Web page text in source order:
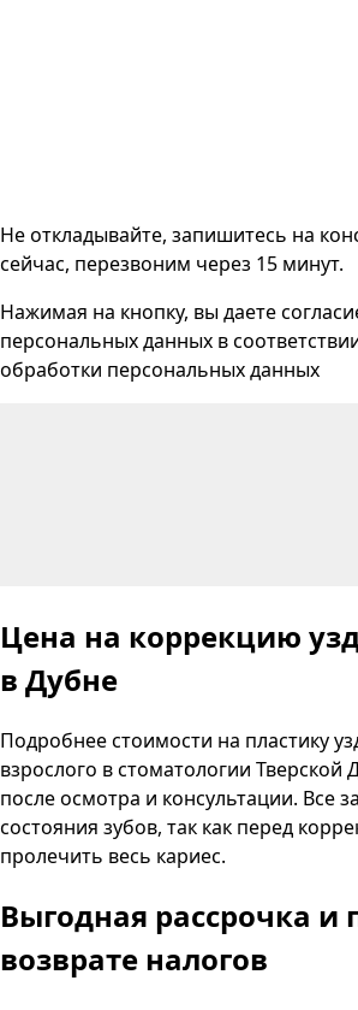
Не откладывайте, запишитесь на
сейчас, перезвоним через 15 минут.
Нажимая на кнопку, вы даете
персональных данных в
обработки персональных данных
Цена на коррекцию
в Дубне
Подробнее стоимости на пластику
взрослого в стоматологии Тверской
после осмотра и консультации. Все
состояния зубов, так как перед
пролечить весь кариес.
Выгодная рассрочка
возврате налогов